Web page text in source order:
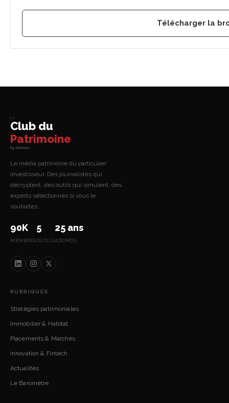
Télécharger la
Le
Club du
Patrimoine
by Adomos
Le média patrimoine du particulier
investisseur. Des journalistes qui
décryptent, des outils qui simulent, des
experts sélectionnés si vous le
souhaitez.
90K
MEMBRES
5
OUTILS
25 ans
ADOMOS
RUBRIQUES
Stratégies patrimoniales
Immobilier & Habitat
Placements & Marchés
Innovation & Fintech
Actualités
Le Baromètre